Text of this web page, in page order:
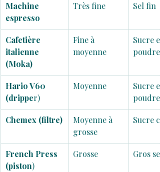
Machine
espresso
Très fine Sel fin
Cafetière
italienne
(Moka)
Fine à
moyenne
Sucre
poudre
Hario V60
(dripper)
Moyenne
Sucre
poudre
Chemex (filtre)
Moyenne à
grosse
Sucre
French Press
(piston)
Grosse Gros sel